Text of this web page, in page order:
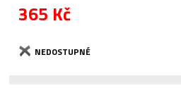
365 Kč
NEDOSTUPNÉ